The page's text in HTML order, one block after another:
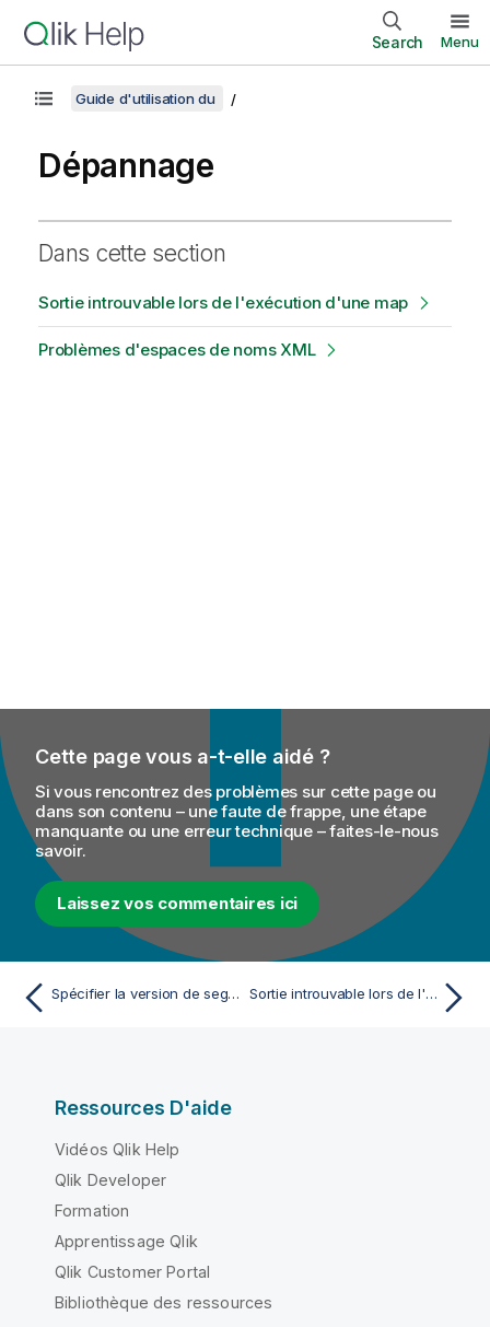
Search Menu
Guide d'utilisation du
Dépannage
Dans cette section
Sortie introuvable lors de l'exécution d'une map
Problèmes d'espaces de noms XML
Cette page vous a-t-elle aidé ?
Si vous rencontrez des problèmes sur cette page ou
dans son contenu – une faute de frappe, une étape
manquante ou une erreur technique – faites-le-nous
savoir.
Laissez vos commentaires ici
Spécifier la version de segments pour les IDoc Sortie introuvable lors de l'exécution d'une map
Ressources D'aide
Vidéos Qlik Help
Qlik Developer
Formation
Apprentissage Qlik
Qlik Customer Portal
Bibliothèque des ressources